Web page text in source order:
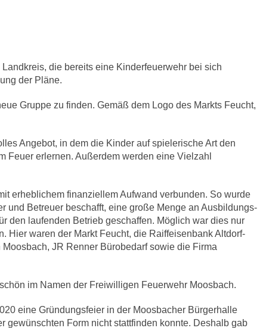
die bereits eine Kinderfeuerwehr bei sich
der Pläne.
Gruppe zu finden. Gemäß dem Logo des Markts Feucht,
Angebot, in dem die Kinder auf spielerische Art den
Feuer erlernen. Außerdem werden eine Vielzahl
erheblichem finanziellem Aufwand verbunden. So wurde
und Betreuer beschafft, eine große Menge an Ausbildungs-
den laufenden Betrieb geschaffen. Möglich war dies nur
Hier waren der Markt Feucht, die Raiffeisenbank Altdorf-
JR Renner Bürobedarf sowie die Firma
im Namen der Freiwilligen Feuerwehr Moosbach.
eine Gründungsfeier in der Moosbacher Bürgerhalle
gewünschten Form nicht stattfinden konnte. Deshalb gab